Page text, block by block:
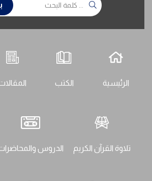
الرئيسية الكتب
تلاوة القرآن الكريم الدروس